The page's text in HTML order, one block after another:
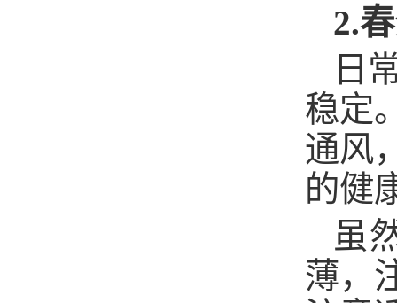
2.
日
稳定
通风
的健
虽
薄，